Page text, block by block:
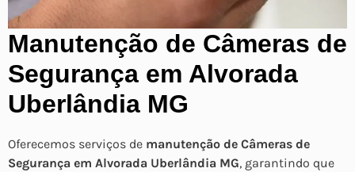
Manutenção de Câmeras de
Segurança em Alvorada
Uberlândia MG
Oferecemos serviços de manutenção de Câmeras de
Segurança em Alvorada Uberlândia MG, garantindo que